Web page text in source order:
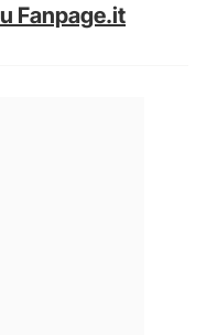
Fanpage.it